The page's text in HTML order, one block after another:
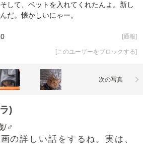
して、ベットを入れてくれたんよ。新し
だ。懐かしいにゃー。
[通報]
[このユーザーをブロックする]
次の写真
)
/♂
の詳しい話をするね。実は、